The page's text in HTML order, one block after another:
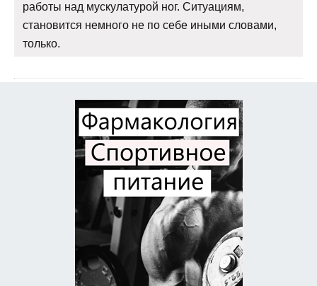
работы над мускулатурой ног. Ситуациям,
становится немного не по себе иными словами,
только.